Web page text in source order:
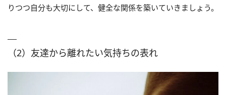
りつつ自分も大切にして、健全な関係を築いていきましょう。
（2）友達から離れたい気持ちの表れ